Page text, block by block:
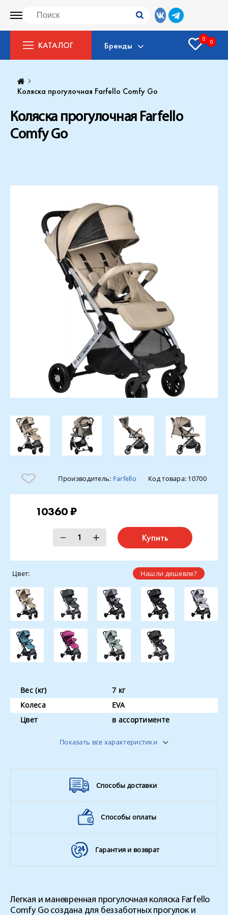
КАТАЛОГ Бренды
0 0
Коляска прогулочная Farfello Comfy Go
Коляска прогулочная Farfello
Comfy Go
Производитель: Farfello Код товара: 10700
10360 ₽
Купить
Нашли дешевле?
Цвет:
Вес (кг)
7 кг
Колеса
EVA
Цвет
в ассортименте
Показать все характеристики
Способы доставки
Способы оплаты
Гарантия и возврат
Легкая и маневренная прогулочная коляска Farfello
Comfy Go создана для беззаботных прогулок и